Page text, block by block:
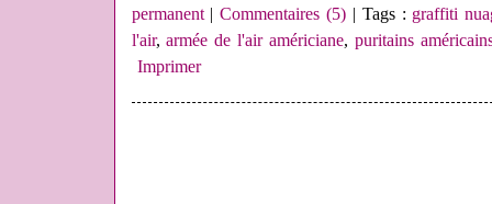
permanent|Commentaires (5) | Tags : graffiti
l'air,armée de l'air américiane, puritains
Imprimer